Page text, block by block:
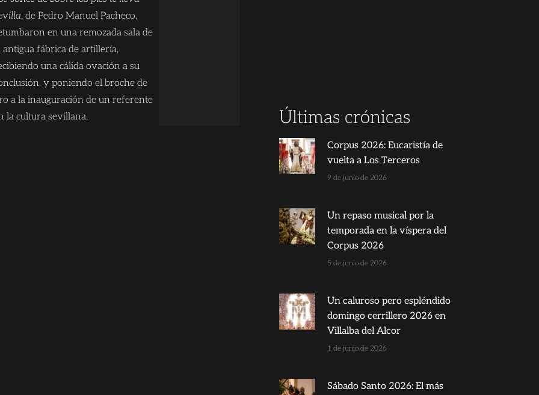
, de Pedro Manuel Pacheco,
en una remozada sala de
antigua fábrica de artillería,
una cálida ovación a su
y poniendo el broche de
a la inauguración de un referente
la cultura sevillana.
Últimas crónicas
Corpus 2026: Eucaristía de
vuelta a Los Terceros
9 de junio de 2026
Un repaso musical por la
temporada en la víspera del
Corpus 2026
5 de junio de 2026
Un caluroso pero espléndido
domingo cerrillero 2026 en
Villalba del Alcor
1 de junio de 2026
Sábado Santo 2026: El más